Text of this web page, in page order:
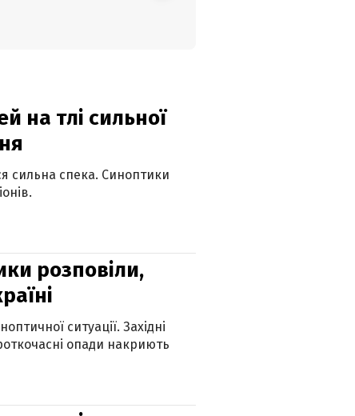
на тлі сильної
сильна спека. Синоптики
розповіли,
ситуації. Західні
опади накриють